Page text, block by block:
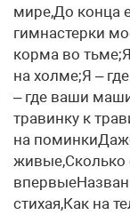
мире,До конца
гимнастерки
корма во
на холме;Я –
– где ваши
травинку к
на
живые,Сколько
впервыеНазван
стихая,Как на